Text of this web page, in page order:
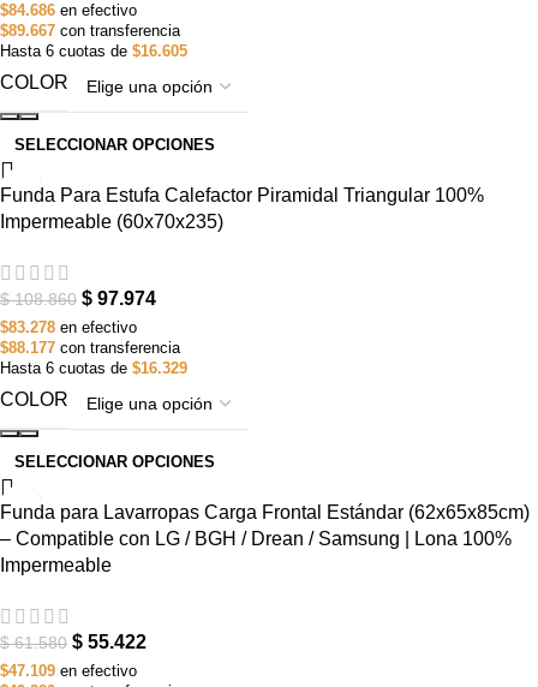
$84.686 en efectivo
$89.667 con transferencia
Hasta 6 cuotas de $16.605
COLOR
SELECCIONAR OPCIONES
AGOTADO
Funda Para Estufa Calefactor Piramidal Triangular 100%
Impermeable (60x70x235)
$108.860 $ 97.974
$83.278 en efectivo
$88.177 con transferencia
Hasta 6 cuotas de $16.329
COLOR
SELECCIONAR OPCIONES
Funda para Lavarropas Carga Frontal Estándar (62x65x85cm)
– Compatible con LG / BGH / Drean / Samsung | Lona 100%
Impermeable
$61.580 $ 55.422
$47.109 en efectivo